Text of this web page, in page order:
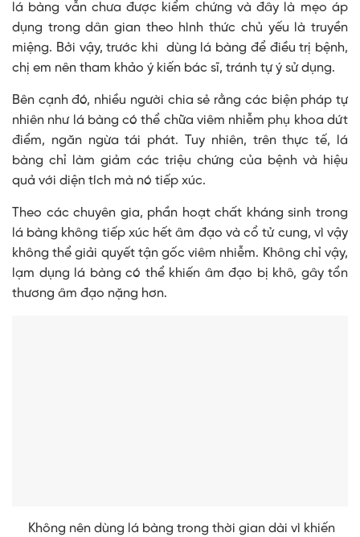
lá bàng vẫn chưa được kiểm chứng và đây là mẹo áp
dụng trong dân gian theo hình thức chủ yếu là truyền
miệng. Bởi vậy, trước khi dùng lá bàng để điều trị bệnh,
chị em nên tham khảo ý kiến bác sĩ, tránh tự ý sử dụng.
Bên cạnh đó, nhiều người chia sẻ rằng các biện pháp tự
nhiên như lá bàng có thể chữa viêm nhiễm phụ khoa dứt
điểm, ngăn ngừa tái phát. Tuy nhiên, trên thực tế, lá
bàng chỉ làm giảm các triệu chứng của bệnh và hiệu
quả với diện tích mà nó tiếp xúc.
Theo các chuyên gia, phần hoạt chất kháng sinh trong
lá bàng không tiếp xúc hết âm đạo và cổ tử cung, vì vậy
không thể giải quyết tận gốc viêm nhiễm. Không chỉ vậy,
lạm dụng lá bàng có thể khiến âm đạo bị khô, gây tổn
thương âm đạo nặng hơn.
Không nên dùng lá bàng trong thời gian dài vì khiến